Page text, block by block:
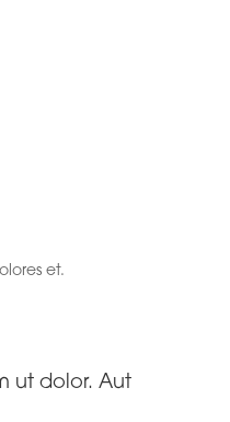
et.
ut dolor. Aut